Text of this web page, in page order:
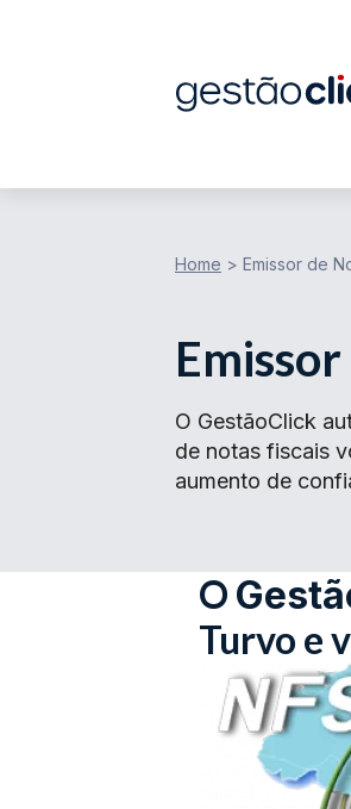
Home > Emissor de
O GestãoClick
de notas fiscais
aumento de
O
Turvo e